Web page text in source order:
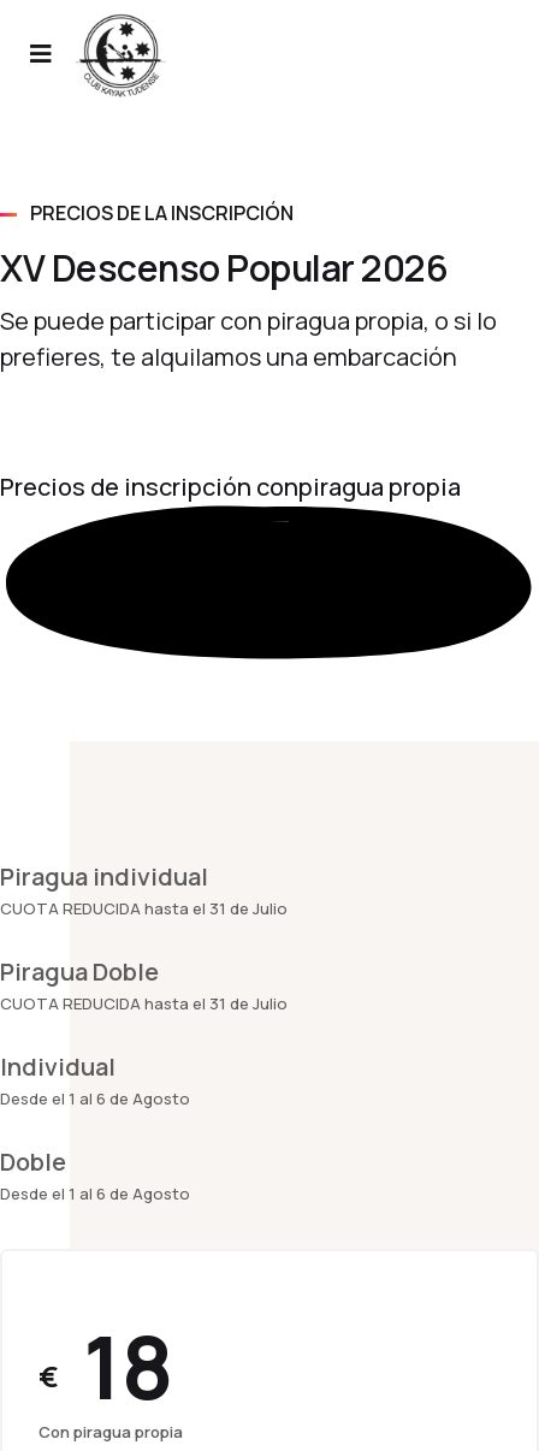
PRECIOS DE LA INSCRIPCIÓN
XV Descenso Popular 2026
Se puede participar con piragua propia, o si lo
prefieres, te alquilamos una embarcación
Precios de inscripción conpiragua propia
Piragua individual
CUOTA REDUCIDA hasta el 31 de Julio
Piragua Doble
CUOTA REDUCIDA hasta el 31 de Julio
Individual
Desde el 1 al 6 de Agosto
Doble
Desde el 1 al 6 de Agosto
Con piragua propia
€ 18